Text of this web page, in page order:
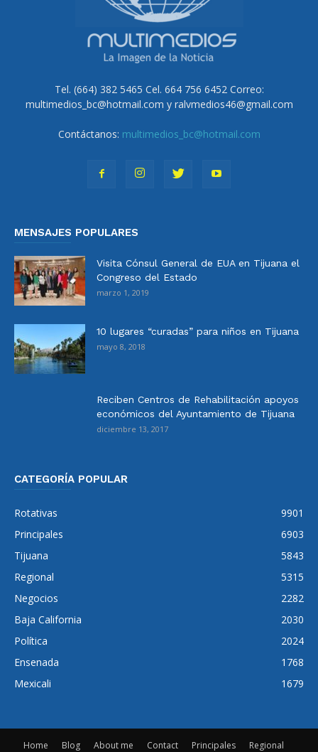
Tel. (664) 382 5465 Cel. 664 756 6452 Correo:
multimedios_bc@hotmail.com y ralvmedios46@gmail.com
Contáctanos: multimedios_bc@hotmail.com
MENSAJES POPULARES
Visita Cónsul General de EUA en Tijuana el
Congreso del Estado
marzo 1, 2019
10 lugares “curadas” para niños en Tijuana
mayo 8, 2018
Reciben Centros de Rehabilitación apoyos
económicos del Ayuntamiento de Tijuana
diciembre 13, 2017
CATEGORÍA POPULAR
Rotativas
9901
Principales
6903
Tijuana
5843
Regional
5315
Negocios
2282
Baja California
2030
Política
2024
Ensenada
1768
Mexicali
1679
Home Blog About me Contact Principales Regional